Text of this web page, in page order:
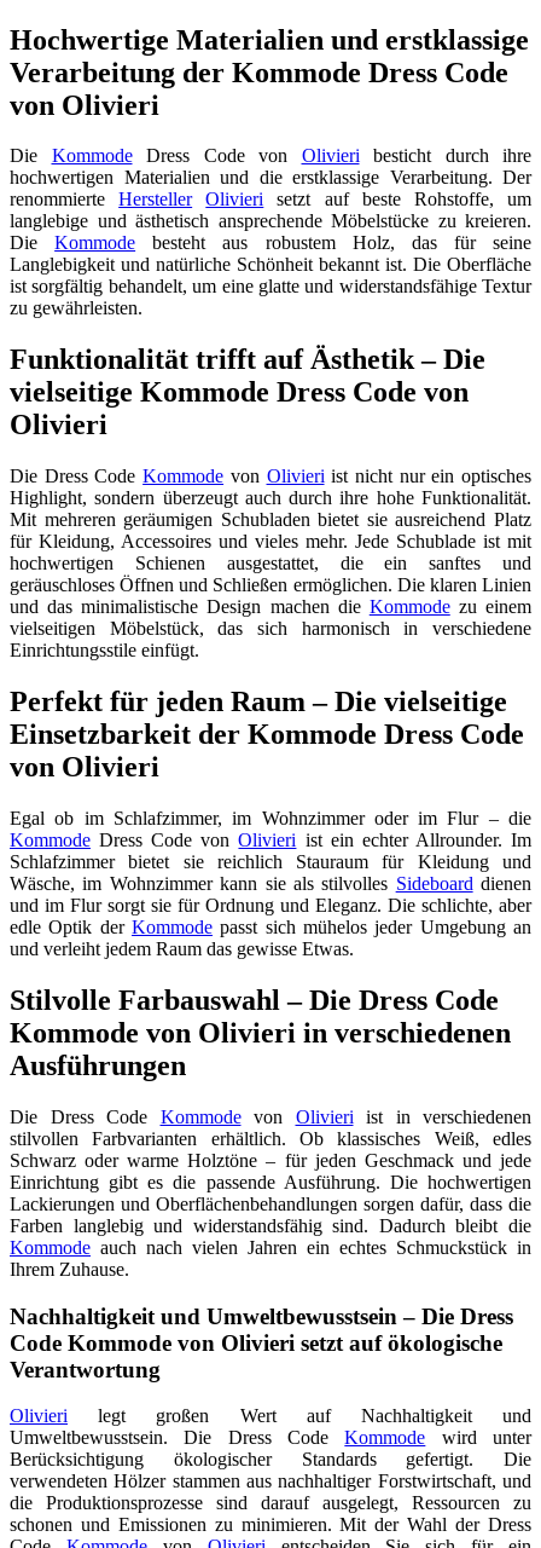
Hochwertige Materialien und erstklassige
Verarbeitung der Kommode Dress Code
von Olivieri
Die KommodeDress Code von Olivieribesticht durch ihre
hochwertigen Materialien und die erstklassige Verarbeitung. Der
renommierteHersteller Olivieri setzt auf beste Rohstoffe, um
langlebige und ästhetisch ansprechende Möbelstücke zu kreieren.
DieKommode besteht aus robustem Holz, das für seine
Langlebigkeit und natürliche Schönheit bekannt ist. Die Oberfläche
ist sorgfältig behandelt, um eine glatte und widerstandsfähige Textur
zu gewährleisten.
Funktionalität trifft auf Ästhetik – Die
vielseitige Kommode Dress Code von
Olivieri
Die Dress CodeKommode von Olivieri ist nicht nur ein optisches
Highlight, sondern überzeugt auch durch ihre hohe Funktionalität.
Mit mehreren geräumigen Schubladen bietet sie ausreichend Platz
für Kleidung, Accessoires und vieles mehr. Jede Schublade ist mit
hochwertigen Schienen ausgestattet, die ein sanftes und
geräuschloses Öffnen und Schließen ermöglichen. Die klaren Linien
und das minimalistische Design machen die Kommodezu einem
vielseitigen Möbelstück, das sich harmonisch in verschiedene
Einrichtungsstile einfügt.
Perfekt für jeden Raum – Die vielseitige
Einsetzbarkeit der Kommode Dress Code
von Olivieri
Egal ob im Schlafzimmer, im Wohnzimmer oder im Flur – die
Kommode Dress Code vonOlivieri ist ein echter Allrounder. Im
Schlafzimmer bietet sie reichlich Stauraum für Kleidung und
Wäsche, im Wohnzimmer kann sie als stilvolles Sideboard dienen
und im Flur sorgt sie für Ordnung und Eleganz. Die schlichte, aber
edle Optik der Kommode passt sich mühelos jeder Umgebung an
und verleiht jedem Raum das gewisse Etwas.
Stilvolle Farbauswahl – Die Dress Code
Kommode von Olivieri in verschiedenen
Ausführungen
Die Dress Code Kommodevon Olivieri ist in verschiedenen
stilvollen Farbvarianten erhältlich. Ob klassisches Weiß, edles
Schwarz oder warme Holztöne – für jeden Geschmack und jede
Einrichtung gibt es die passende Ausführung. Die hochwertigen
Lackierungen und Oberflächenbehandlungen sorgen dafür, dass die
Farben langlebig und widerstandsfähig sind. Dadurch bleibt die
Kommode auch nach vielen Jahren ein echtes Schmuckstück in
Ihrem Zuhause.
Nachhaltigkeit und Umweltbewusstsein – Die Dress
Code Kommode von Olivieri setzt auf ökologische
Verantwortung
Olivieri legt großen Wert auf Nachhaltigkeit und
Umweltbewusstsein. Die Dress CodeKommode wird unter
Berücksichtigung ökologischer Standards gefertigt. Die
verwendeten Hölzer stammen aus nachhaltiger Forstwirtschaft, und
die Produktionsprozesse sind darauf ausgelegt, Ressourcen zu
schonen und Emissionen zu minimieren. Mit der Wahl der Dress